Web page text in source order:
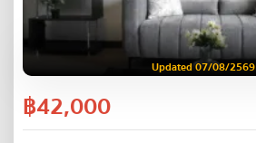
Updated 07/08/2569
฿42,000